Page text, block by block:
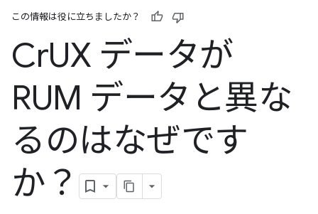
この情報は役に立ちましたか？
CrUX データが
RUM データと異な
るのはなぜです
か？